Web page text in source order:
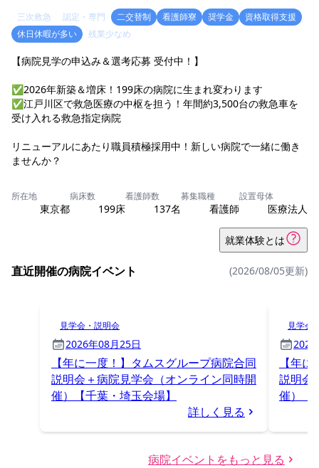
三次救急 認定・専門 二交替制 看護師寮 奨学金
資格取得支援
休日休暇が多い
残業少なめ
【病院見学の申込み＆選考応募 受付中！】
✅2026年新築＆増床！199床の病院に生まれ変わります
✅江戸川区で救急医療の中枢を担う！年間約3,500台の救急車を
受け入れる救急指定病院
リニューアルにあたり職員積極採用中！新しい病院で一緒に働き
ませんか？
所在地
東京都
病床数
199床
看護師数
137名
募集職種
看護師
設置母体
医療法人
就業体験とは
直近開催の病院イベント (2026/08/05更新)
見学会・説明会
2026年08月25日
【年に一度！】タムスグループ病院合同
説明会＋病院見学会（オンライン同時開
催）【千葉・埼玉会場】
詳しく見る
見学会
2026
【年
説明会
催）【
病院イベントをもっと見る